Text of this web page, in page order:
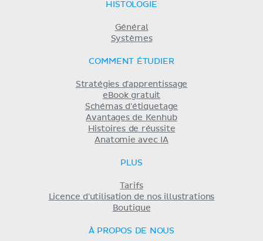
HISTOLOGIE
Général
Systèmes
COMMENT ÉTUDIER
Stratégies d'apprentissage
eBook gratuit
Schémas d'étiquetage
Avantages de Kenhub
Histoires de réussite
Anatomie avec IA
PLUS
Tarifs
Licence d'utilisation de nos illustrations
Boutique
À PROPOS DE NOUS